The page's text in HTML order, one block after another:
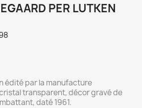
PER LUTKEN
édité par la manufacture
transparent, décor gravé de
daté 1961.